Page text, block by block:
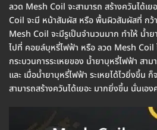
ลวด Mesh Coil จะสามารถ สร้างควันได้เ
Coil จะมี หน้าสัมผัส หรือ พื้นผิวสัมผัสที่ กว้
Mesh Coil จะมีรูเป็นจำนวนมาก ทำให้ น้ำ
ไปที่ คอยล์บุหรี่ไฟฟ้า หรือ ลวด Mesh Coil
กระบวนการระเหยของ น้ำยาบุหรี่ไฟฟ้า สาม
และ เมื่อน้ำยาบุหรี่ไฟฟ้า ระเหยได้ไวยิ่งขึ้น
สามารถสร้างควันได้เยอะ มากยิ่งขึ้น นั่นเอ